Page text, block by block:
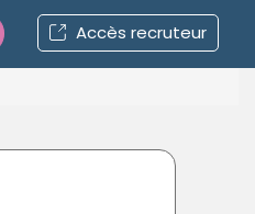
Accès recruteur